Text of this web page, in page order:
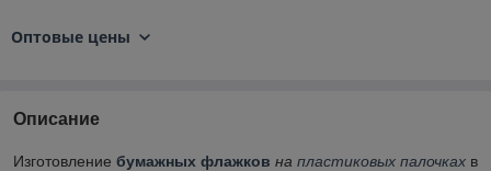
Оптовые цены
Описание
Изготовление бумажных флажков на пластиковых палочках в